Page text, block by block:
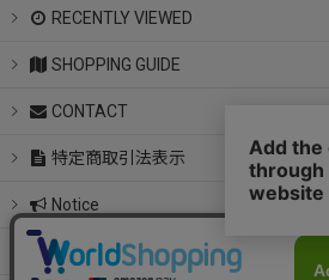
RECENTLY VIEWED
SHOPPING GUIDE
CONTACT
特定商取引法表示
Notice
instagram